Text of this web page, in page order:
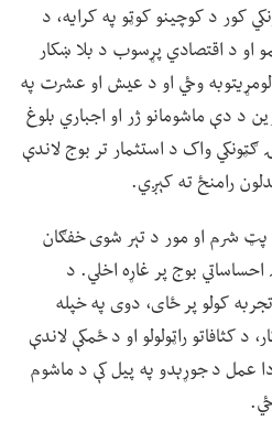
کور د کوچینو کوټو په کرایه، د
او د اقتصادي پړسوب د بلا ښکار
وځي او د عیش او عشرت په
د دې ماشومانو ژر او اجباري بلوغ
واک د استثمار تر بوج لاندې
رامنځ ته کېږي.
پټ شرم او مور د تېر شوی خفګان
بوج پر غاړه اخلي. د
کولو پر ځای، دوی په خپله
کثافاتو راټولولو او د ځمکې لاندې
عمل د جوړېدو په پیل کې د ماشوم